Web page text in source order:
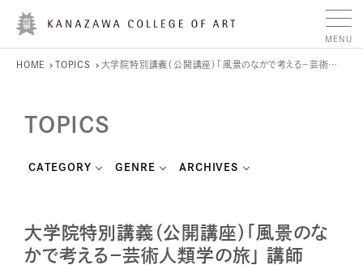
HOME TOPICS 大学院特別講義（公開講座）「風景のなかで考える－芸術人類学の旅」 講師 港 千尋 氏
TOPICS
CATEGORY GENRE ARCHIVES
大学院特別講義（公開講座）「風景のな
かで考える－芸術人類学の旅」 講師